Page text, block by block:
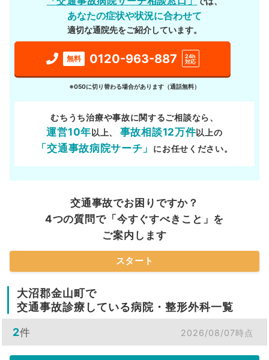
あなたの症状や状況に合わせて
適切な通院先をご紹介しています。
無料 0120-963-887
24h
対応
※050に切り替わる場合があります（通話無料）
むちうち治療や事故に関するご相談なら、
運営10年以上、 事故相談12万件以上の
「交通事故病院サーチ」 にお任せください。
交通事故でお困りですか？
4つの質問で「今すぐすべきこと」を
ご案内します
スタート
大沼郡金山町で
交通事故診療している病院・整形外科一覧
2件 2026/08/07時点